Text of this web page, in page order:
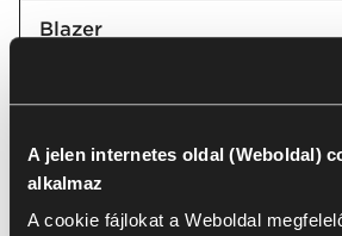
A jelen internetes oldal (Weboldal)
alkalmaz
A cookie fájlokat a Weboldal
Blazer
Blazer | CUZ
Az összes kijelölése